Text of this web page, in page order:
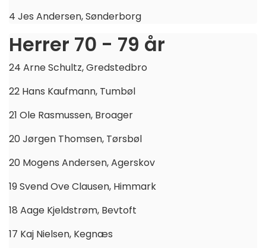
4 Jes Andersen, Sønderborg
Herrer 70 - 79 år
24 Arne Schultz, Gredstedbro
22 Hans Kaufmann, Tumbøl
21 Ole Rasmussen, Broager
20 Jørgen Thomsen, Tørsbøl
20 Mogens Andersen, Agerskov
19 Svend Ove Clausen, Himmark
18 Aage Kjeldstrøm, Bevtoft
17 Kaj Nielsen, Kegnæs